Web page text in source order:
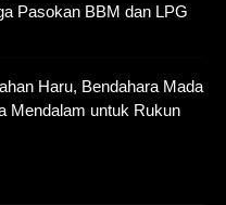
Pasokan BBM dan LPG
Haru, Bendahara Mada
Mendalam untuk Rukun